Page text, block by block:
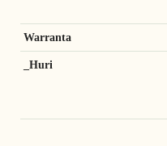
Warranta
_Huri